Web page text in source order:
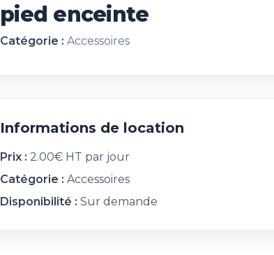
pied enceinte
Catégorie : Accessoires
Informations de location
Prix : 2.00€ HT par jour
Catégorie : Accessoires
Disponibilité : Sur demande